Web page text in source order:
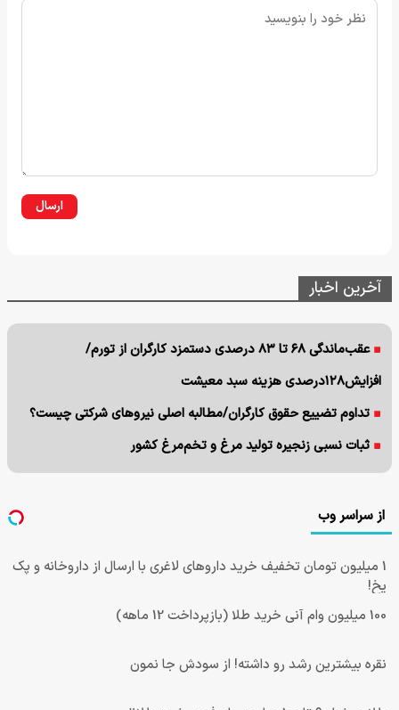
ارسال
آخرین اخبار
عقب‌ماندگی ۶۸ تا ۸۳ درصدی دستمزد کارگران از تورم/
افزایش۱۲۸درصدی هزینه سبد معیشت
تداوم تضییع حقوق کارگران/مطالبه اصلی نیروهای شرکتی چیست؟
ثبات نسبی زنجیره تولید مرغ و تخم‌مرغ کشور
از سراسر وب
1 میلیون تومان تخفیف خرید داروهای لاغری با ارسال از داروخانه و پک
یخ!
100 میلیون وام آنی خرید طلا (بازپرداخت 12 ماهه)
نقره بیشترین رشد رو داشته! از سودش جا نمون